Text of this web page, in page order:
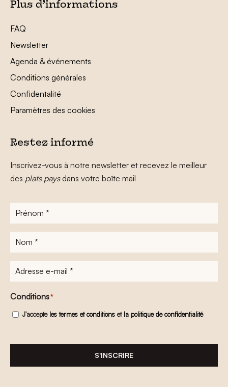
Plus d’informations
FAQ
Newsletter
Agenda & événements
Conditions générales
Confidentalité
Paramètres des cookies
Restez informé
Inscrivez-vous à notre newsletter et recevez le meilleur
des plats paysdans votre boîte mail
Prénom
Nom
Adresse
e-
mail*
Conditions*
J'accepte les termes et conditions et la politique de confidentialité
S'INSCRIRE